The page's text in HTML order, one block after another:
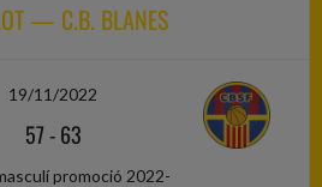
— C.B. BLANES
19/11/2022
57-63
promoció 2022-